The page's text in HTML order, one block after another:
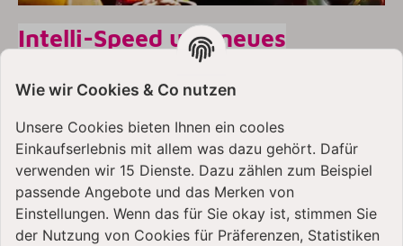
Intelli-Speed und neues
Mixbehälter Design
Das neuartige Design des Mixbehälters des Artisan
sondern die unteren Ecken des Mixbehälters sind höher
gezogen, für eine deutlich verbesserte Verarbeitung
der Lebensmittel. Und dank dem Intelli-Speed-System
passt sich die Leistung und Geschwindigkeit des K400
an die Lebensmittel an. Sodass es bei festeren
Lebensmitteln zu keinen Leistungseinbrüchen kommt.
Wie wir Cookies & Co nutzen
Unsere Cookies bieten Ihnen ein cooles
Einkaufserlebnis mit allem was dazu gehört. Dafür
verwenden wir 15 Dienste. Dazu zählen zum Beispiel
passende Angebote und das Merken von
Einstellungen. Wenn das für Sie okay ist, stimmen Sie
der Nutzung von Cookies für Präferenzen, Statistiken